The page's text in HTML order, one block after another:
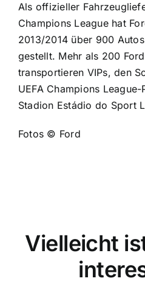
Als offizieller
Champions League hat
2013/2014 über 900
gestellt. Mehr als 200
transportieren VIPs, den
UEFA Champions
Stadion Estádio do Sport
Fotos © Ford
Vielleicht